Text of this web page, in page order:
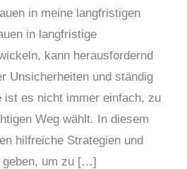
in meine langfristigen
in langfristige
kann herausfordernd
Unsicherheiten und ständig
ist es nicht immer einfach, zu
Weg wählt. In diesem
hilfreiche Strategien und
geben, um zu […]